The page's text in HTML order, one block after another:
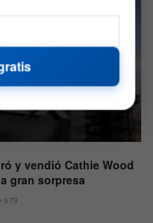
al liberarse el primer
y vendió Cathie Wood
gran sorpresa
679